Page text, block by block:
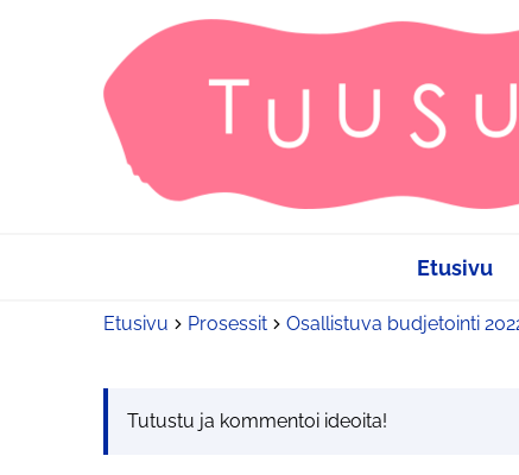
Etusivu
Etusivu Prosessit Osallistuva budjetointi
Tutustu ja kommentoi ideoita!